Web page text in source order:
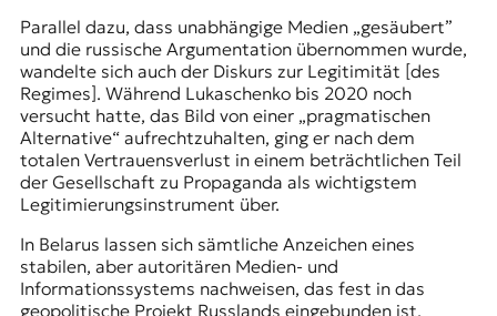
Parallel dazu, dass unabhängige Medien „gesäubert”
und die russische Argumentation übernommen wurde,
wandelte sich auch der Diskurs zur Legitimität [des
Regimes]. Während Lukaschenko bis 2020 noch
versucht hatte, das Bild von einer „pragmatischen
Alternative“ aufrechtzuhalten, ging er nach dem
totalen Vertrauensverlust in einem beträchtlichen Teil
der Gesellschaft zu Propaganda als wichtigstem
Legitimierungsinstrument über.
In Belarus lassen sich sämtliche Anzeichen eines
stabilen, aber autoritären Medien- und
Informationssystems nachweisen, das fest in das
geopolitische Projekt Russlands eingebunden ist.